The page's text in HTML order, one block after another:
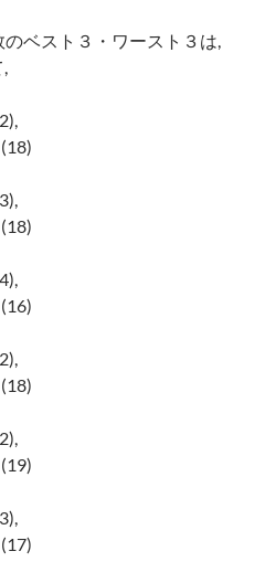
ベスト３・ワースト３は,